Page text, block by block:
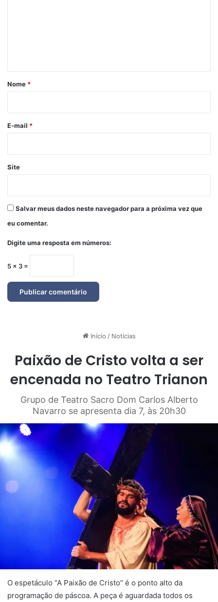
r
*
Nome *
E-mail *
Site
Salvar meus dados neste navegador para a próxima vez que
eu comentar.
Digite uma resposta em números:
5 × 3 =